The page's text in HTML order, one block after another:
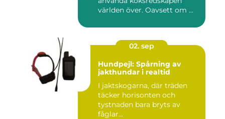
världen över. Oavsett om ...
02. sep
Hundpejl: Spårning av
jakthundar i realtid
I jaktskogarna, där träden
täcker horisonten och
tystnaden bara bryts av
fåglar...